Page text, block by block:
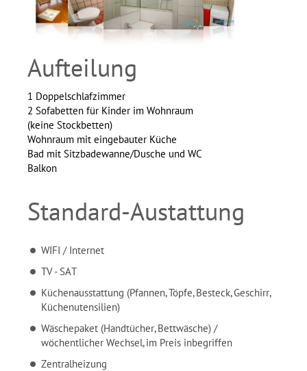
Aufteilung
1 Doppelschlafzimmer
2 Sofabetten für Kinder im Wohnraum
(keine Stockbetten)
Wohnraum mit eingebauter Küche
Bad mit Sitzbadewanne/Dusche und WC
Balkon
Standard-Austattung
WIFI / Internet
TV - SAT
Küchenausstattung (Pfannen, Töpfe, Besteck, Geschirr,
Küchenutensilien)
Wäschepaket (Handtücher,Bettwäsche) /
wöchentlicher Wechsel, im Preis inbegriffen
Zentralheizung